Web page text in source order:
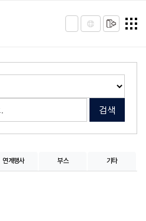
검색
연계행사 부스 기타